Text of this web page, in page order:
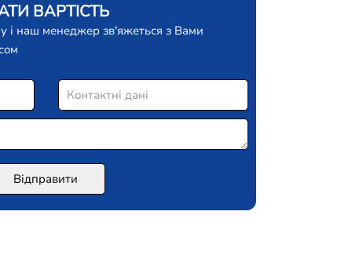
ВАРТІСТЬ
і наш менеджер зв'яжеться з Вами